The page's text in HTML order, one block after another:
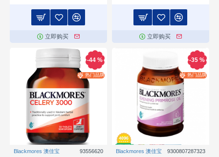
立即购买 立即购买
热门品牌
-44 %
Blackmores 澳佳宝 93556620
热门品牌
-35 %
Blackmores 澳佳宝 9300807287323